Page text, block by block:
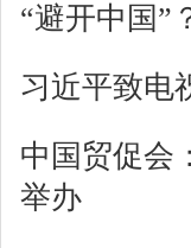
“避开中国”
习近平致电
中国贸促会
举办